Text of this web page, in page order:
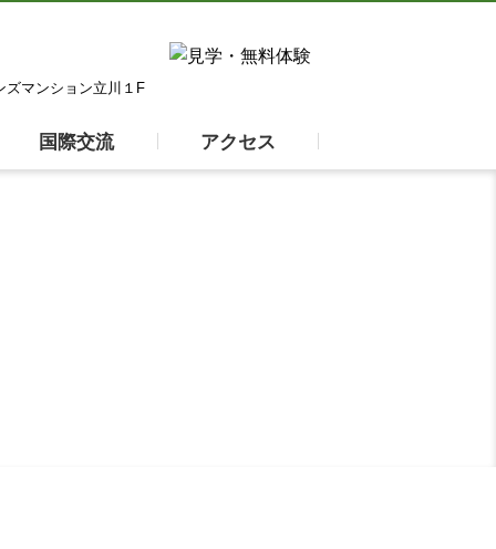
ズマンション立川１F
国際交流 アクセス